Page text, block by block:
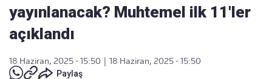
yayınlanacak? Muhtemel ilk 11'ler
açıklandı
18 Haziran, 2025 - 15:50
18 Haziran, 2025 - 15:50
Paylaş